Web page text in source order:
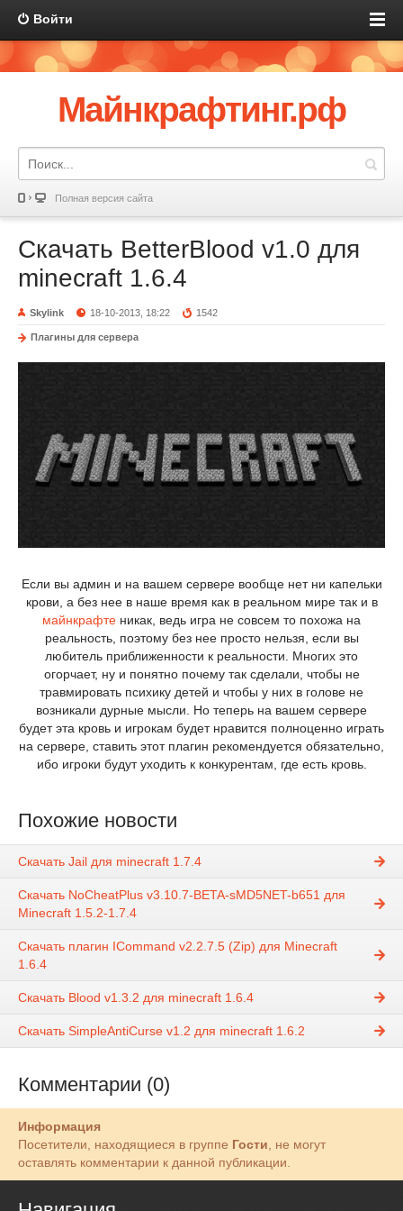
Войти
Майнкрафтинг.рф
Полная версия сайта
Скачать BetterBlood v1.0 для
minecraft 1.6.4
Skylink 18-10-2013, 18:22 1542
Плагины для сервера
Если вы админ и на вашем сервере вообще нет ни капельки
крови, а без нее в наше время как в реальном мире так и в
майнкрафте никак, ведь игра не совсем то похожа на
реальность, поэтому без нее просто нельзя, если вы
любитель приближенности к реальности. Многих это
огорчает, ну и понятно почему так сделали, чтобы не
травмировать психику детей и чтобы у них в голове не
возникали дурные мысли. Но теперь на вашем сервере
будет эта кровь и игрокам будет нравится полноценно играть
на сервере, ставить этот плагин рекомендуется обязательно,
ибо игроки будут уходить к конкурентам, где есть кровь.
Похожие новости
Скачать Jail для minecraft 1.7.4
Скачать NoCheatPlus v3.10.7-BETA-sMD5NET-b651 для
Minecraft 1.5.2-1.7.4
Скачать плагин ICommand v2.2.7.5 (Zip) для Minecraft
1.6.4
Скачать Blood v1.3.2 для minecraft 1.6.4
Скачать SimpleAntiCurse v1.2 для minecraft 1.6.2
Комментарии (0)
Информация
Посетители, находящиеся в группе Гости, не могут
оставлять комментарии к данной публикации.